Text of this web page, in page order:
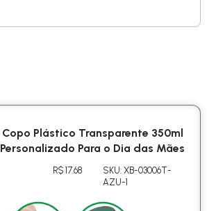
Copo Plástico Transparente 350ml
Personalizado Para o Dia das Mães
R$ 17.68
SKU: XB-03006T-
AZU-1